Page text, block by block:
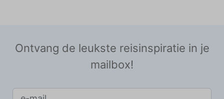
Ontvang de leukste reisinspiratie in je
mailbox!